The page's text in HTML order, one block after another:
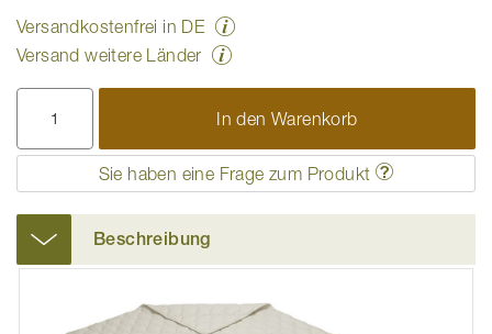
Versandkostenfrei in DE
Versand weitere Länder
In den Warenkorb
Sie haben eine Frage zum Produkt
Beschreibung